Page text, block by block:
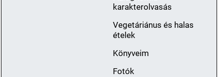
karakterolvasás
Vegetáriánus és halas
ételek
Könyveim
Fotók